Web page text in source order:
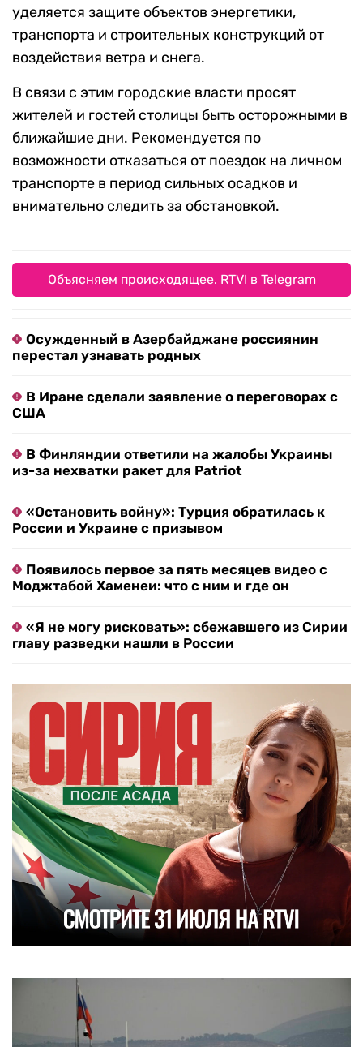
уделяется защите объектов энергетики,
транспорта и строительных конструкций от
воздействия ветра и снега.
В связи с этим городские власти просят
жителей и гостей столицы быть осторожными в
ближайшие дни. Рекомендуется по
возможности отказаться от поездок на личном
транспорте в период сильных осадков и
внимательно следить за обстановкой.
Объясняем происходящее. RTVI в Telegram
Осужденный в Азербайджане россиянин
перестал узнавать родных
В Иране сделали заявление о переговорах с
США
В Финляндии ответили на жалобы Украины
из-за нехватки ракет для Patriot
«Остановить войну»: Турция обратилась к
России и Украине с призывом
Появилось первое за пять месяцев видео с
Моджтабой Хаменеи: что с ним и где он
«Я не могу рисковать»: сбежавшего из Сирии
главу разведки нашли в России